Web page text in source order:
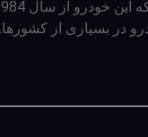
در بسیاری از کشورها…